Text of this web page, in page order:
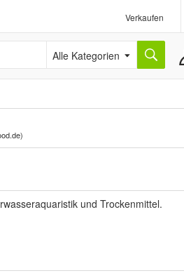
Verkaufen
Alle Kategorien
)
und Trockenmittel.